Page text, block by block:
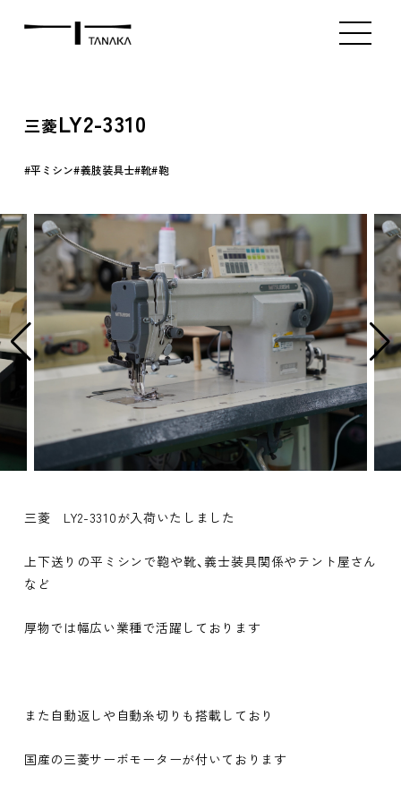
ミシン販売（中古）
アタッチメント
三菱LY2-3310
平ミシン 義肢装具士 靴 鞄
三菱 LY2-3310が入荷いたしました
上下送りの平ミシンで鞄や靴、義士装具関係やテント屋さん
など
厚物では幅広い業種で活躍しております
また自動返しや自動糸切りも搭載しており
国産の三菱サーボモーターが付いております